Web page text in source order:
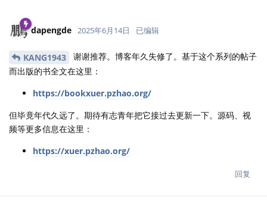
dapengde 2025年6月14日 已编辑
KANG1943
谢谢推荐。博客年久失修了。基于这个系列的帖子
而出版的书全文在这里：
https://bookxuer.pzhao.org/
但毕竟年代久远了。期待有志青年把它接过去更新一下。源码、视
频等更多信息在这里：
https://xuer.pzhao.org/
回复